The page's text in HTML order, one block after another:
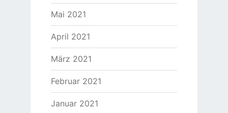
Mai 2021
April 2021
März 2021
Februar 2021
Januar 2021